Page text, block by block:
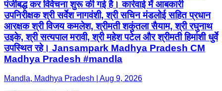
पंजीबद्ध कर विवेचना शुरू की गई है। कार्रवाई में आबकारी
उपनिरीक्षक श्री सर्वेश नागवंशी, श्री सचिन मंडलोई सहित प्रधान
आरक्षक श्री विजय कमलेश, श्रीमती शकुंतला सैयाम, श्री रघुनाथ
उइके, श्री सत्यपाल मरावी, श्री महेश पटेल और श्रीमती हिमांशी धुर्वे
उपस्थित रहे। Jansampark Madhya Pradesh CM
Madhya Pradesh #mandla
Mandla, Madhya Pradesh | Aug 9, 2026